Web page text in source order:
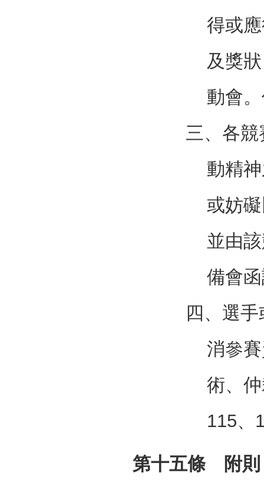
得或
及獎
動會
三、各
動精
或妨
並由
備會
四、選
消參
術、
115、
第十五條 附則